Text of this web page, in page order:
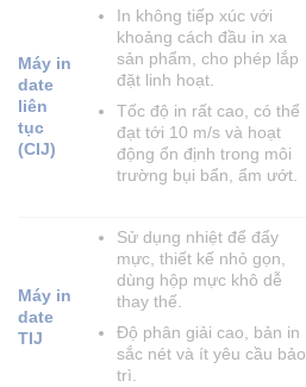
Máy in
date
liên
tục
(CIJ)
In không tiếp xúc với
khoảng cách đầu in xa
sản phẩm, cho phép lắp
đặt linh hoạt.
Tốc độ in rất cao, có thể
đạt tới 10 m/s và hoạt
động ổn định trong môi
trường bụi bẩn, ẩm ướt.
Máy in
date
TIJ
Sử dụng nhiệt để đẩy
mực, thiết kế nhỏ gọn,
dùng hộp mực khô dễ
thay thế.
Độ phân giải cao, bản in
sắc nét và ít yêu cầu bảo
trì.